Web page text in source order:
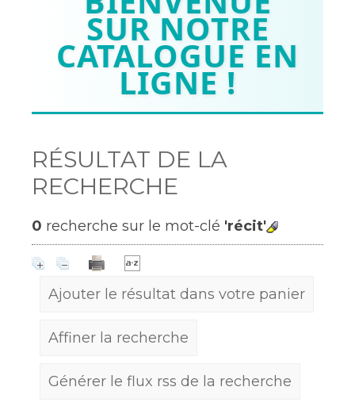
SUR NOTRE
CATALOGUE EN
LIGNE !
RÉSULTAT DE LA
RECHERCHE
0 recherche sur le mot-clé 'récit'
Ajouter le résultat dans votre panier
Affiner la recherche
Générer le flux rss de la recherche